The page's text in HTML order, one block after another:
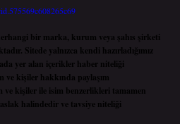
bir marka, kurum veya şahıs şirketi
Sitede yalnızca kendi hazırladığımız
yer alan içerikler haber niteliği
ve kişiler hakkında paylaşım
ve kişiler ile isim benzerlikleri tamamen
halindedir ve tavsiye niteliği